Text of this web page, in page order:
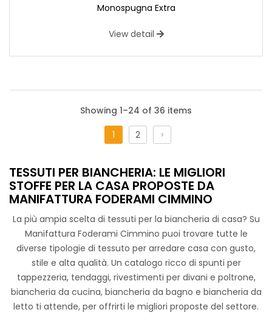
Monospugna Extra
View detail
STANDARD 100 by OEKO-TEX®
Tessuto di cotone disponibile in una vasta gamma di
motivi, dai colori vivaci e accattivanti a grafiche dinamiche
ispirate al mondo dello sport, questo tessuto stimola
l’immaginazione e si adatta perfettamente a ogni
personalità e interesse. Perfetto per realizzare biancheria
Showing 1–24 of 36 items
1
2
TESSUTI PER BIANCHERIA: LE MIGLIORI
STOFFE PER LA CASA PROPOSTE DA
MANIFATTURA FODERAMI CIMMINO
La più ampia scelta di tessuti per la biancheria di casa? Su
Manifattura Foderami Cimmino puoi trovare tutte le
diverse tipologie di tessuto per arredare casa con gusto,
stile e alta qualità. Un catalogo ricco di spunti per
tappezzeria, tendaggi, rivestimenti per divani e poltrone,
biancheria da cucina, biancheria da bagno e biancheria da
letto ti attende, per offrirti le migliori proposte del settore.